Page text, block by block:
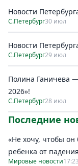
Новости
С.Петербург30 июл
Новости
С.Петербург29 июл
Полина Ганичева
2026»!
С.Петербург28 июл
Последние
«Не хочу, чтобы
ребенка от
Мировые новости17:23